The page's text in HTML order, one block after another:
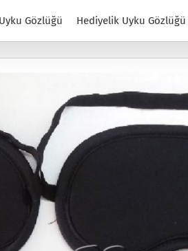
Uyku Gözlüğü Hediyelik Uyku Gözlüğü